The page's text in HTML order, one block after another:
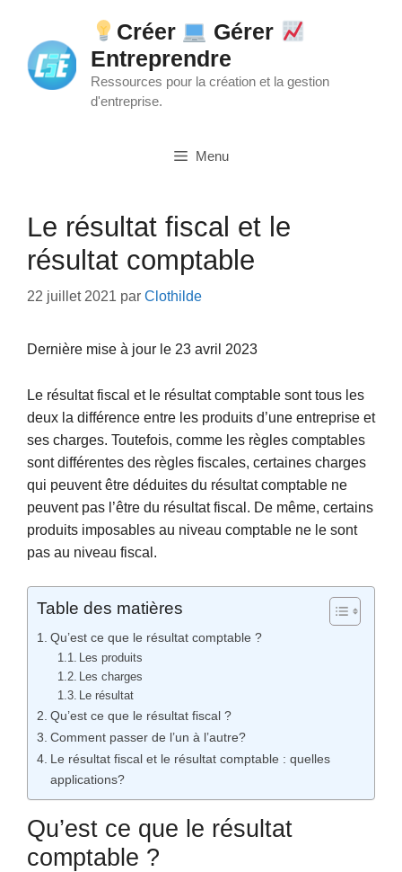
contenu
Créer
Gérer
Entreprendre
Ressources pour la création et la gestion
d'entreprise.
Menu
Le résultat fiscal et le
résultat comptable
22 juillet 2021 par Clothilde
Dernière mise à jour le 23 avril 2023
Le résultat fiscal et le résultat comptable sont tous les
deux la différence entre les produits d’une entreprise et
ses charges. Toutefois, comme les règles comptables
sont différentes des règles fiscales, certaines charges
qui peuvent être déduites du résultat comptable ne
peuvent pas l’être du résultat fiscal. De même, certains
produits imposables au niveau comptable ne le sont
pas au niveau fiscal.
Table des matières
Qu’est ce que le résultat comptable ?
Les produits
Les charges
Le résultat
Qu’est ce que le résultat fiscal ?
Comment passer de l’un à l’autre?
Le résultat fiscal et le résultat comptable : quelles
applications?
Qu’est ce que le résultat
comptable ?